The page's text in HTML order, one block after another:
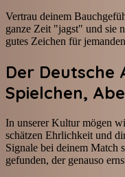
Vertrau deinem
ganze Zeit "jagst" und sie
gutes Zeichen für
Der Deutsche
Spielchen,
In unserer Kultur mögen
schätzen Ehrlichkeit und
Signale bei deinem Match
gefunden, der genauso